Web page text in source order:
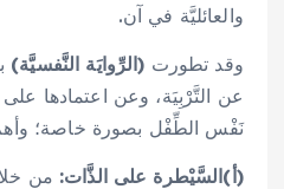
والعائليَّة في آن.
وقد تطورت (الرِّوايَة النَّفسيَّة)
عن التَّرْبِيَة، وعن اعتمادها
نَفْس الطِّفْل بصورة خاصة؛ وأهم
(أ)السَّيْطرة على الذَّات: من